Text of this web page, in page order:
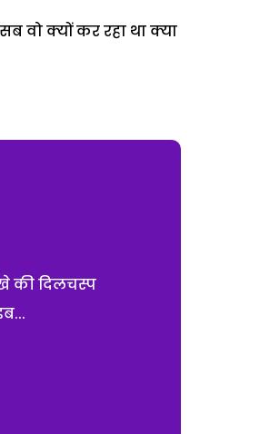
वो क्यों कर रहा था क्या
की दिलचस्प